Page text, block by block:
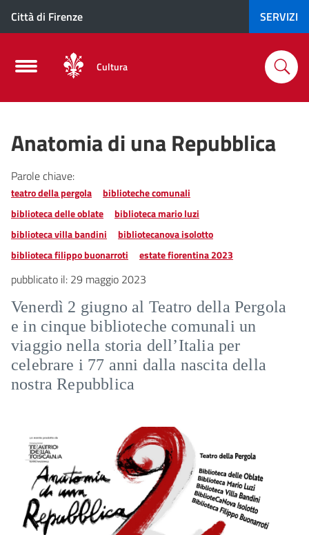
Città di Firenze SERVIZI
Cultura
Anatomia di una Repubblica
Parole chiave:
teatro della pergola
biblioteche comunali
biblioteca delle oblate
biblioteca mario luzi
biblioteca villa bandini
bibliotecanova isolotto
biblioteca filippo buonarroti
estate fiorentina 2023
pubblicato il: 29 maggio 2023
Venerdì 2 giugno al Teatro della Pergola
e in cinque biblioteche comunali un
viaggio nella storia dell’Italia per
celebrare i 77 anni dalla nascita della
nostra Repubblica